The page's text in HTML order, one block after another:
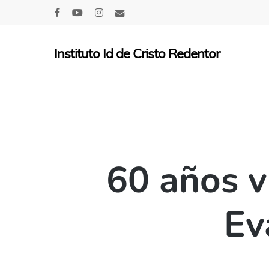
Instituto Id de Cristo Redentor
60 años